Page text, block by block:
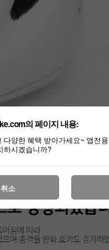
의 페이지 내용:
다양한 혜택 받아가세요~ 앱전
하시겠습니까?
취소